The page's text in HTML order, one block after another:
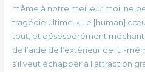
même à notre meilleur moi, ne
tragédie ultime. « Le [human]
tout, et désespérément méchant
de l’aide de l’extérieur de lui-
s’il veut échapper à l’attraction